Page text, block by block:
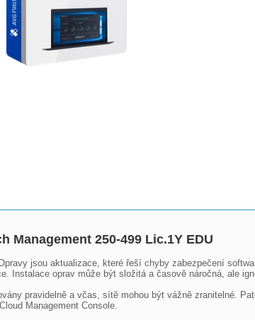
Management 250-499 Lic.1Y EDU
jsou aktualizace, které řeší chyby zabezpečení
Instalace oprav může být složitá a časově náročná, ale
pravidelně a včas, sítě mohou být vážně zranitelné.
Management Console.